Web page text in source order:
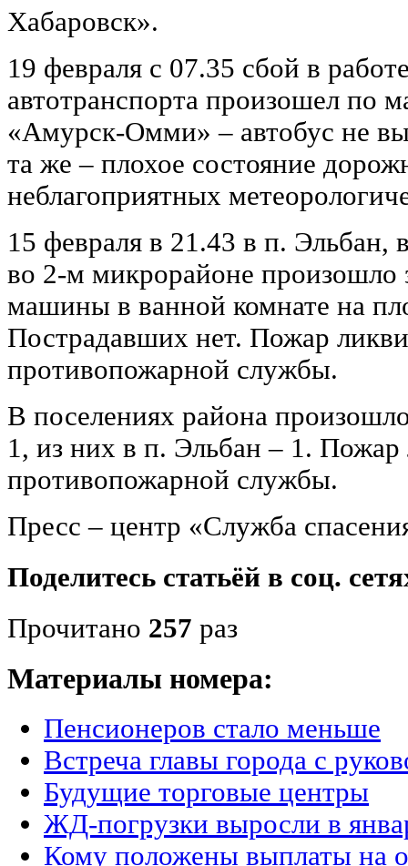
Хабаровск».
19 февраля с 07.35 сбой в
автотранспорта произошел по
«Амурск-Омми» – автобус не
та же – плохое состояние
неблагоприятных
15 февраля в 21.43 в п.
во 2-м микрорайоне произошло
машины в ванной комнате на
Пострадавших нет. Пожар
противопожарной службы.
В поселениях района
1, из них в п. Эльбан – 1.
противопожарной службы.
Пресс – центр «Служба
Поделитесь статьёй в соц.
Прочитано 257 раз
Материалы номера:
Пенсионеров стало меньше
Встреча главы города с
Будущие торговые центры
ЖД-погрузки выросли в
Кому положены выплаты на